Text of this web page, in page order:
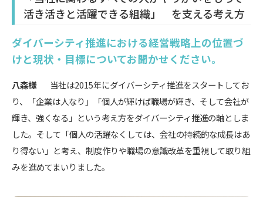
活き活きと活躍できる組織」 を支える考え方
ダイバーシティ推進における経営戦略上の位置づ
けと現状・目標についてお聞かせください。
八森様
当社は2015年にダイバーシティ推進をスタートしてお
り、「企業は人なり」「個人が輝けば職場が輝き、そして会社が
輝き、強くなる」という考え方をダイバーシティ推進の軸としま
した。そして「個人の活躍なくしては、会社の持続的な成長はあ
り得ない」と考え、制度作りや職場の意識改革を重視して取り組
みを進めてまいりました。